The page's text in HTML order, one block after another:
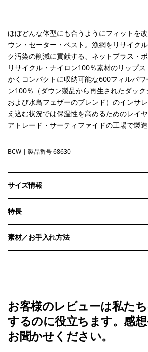
ほぼどんな体型にも合うようにフィットを
ウン・セーター・ベスト。漁網をリサイク
ク汚染の削減に貢献する、ネットプラス・
リサイクル・ナイロン100％素材のリップ
かくコンパクトに収納可能な600フィルパワ
ン100％（ダウン製品から再生されたダッ
および水鳥フェザーのブレンド）のインサ
え込む状況では保温性を高めるためのレイ
アトレード・サーティファイドの工場で製造
Birch White
BCW | 製品番号 68630
サイズ情報
特長
素材／お手入れ方法
お客様のレビューは私た
するのに役立ちます。感
お聞かせください。